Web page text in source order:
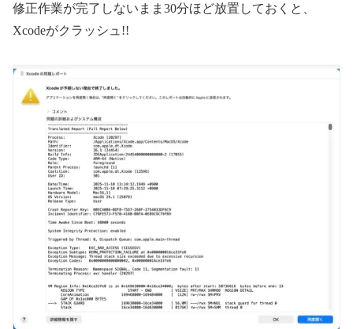
修正作業が完了しないまま30分ほど放置しておくと、
Xcodeがクラッシュ!!